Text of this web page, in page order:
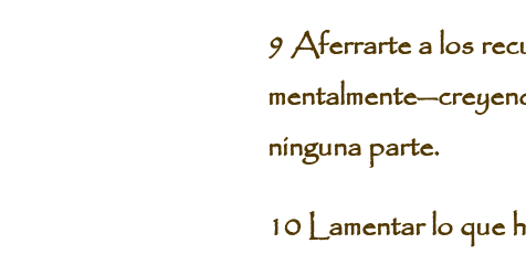
9 Aferrarte a los
ninguna parte.
10 Lamentar lo que